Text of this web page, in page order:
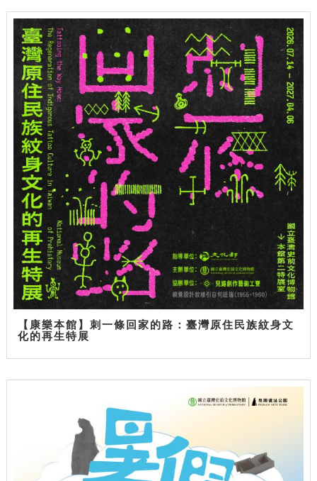
【康樂本館】刺一條回家的路：臺灣原住民族紋身文
化的再生特展